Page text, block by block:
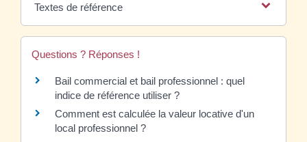
Textes de référence
Questions ? Réponses !
Bail commercial et bail professionnel : quel
indice de référence utiliser ?
Comment est calculée la valeur locative d'un
local professionnel ?